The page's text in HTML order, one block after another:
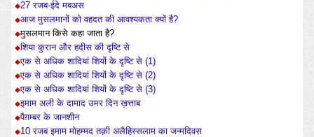
27 रजब-ईदे मबअस
आज मुसलमानों को वहदत की आवश्यकता क्यों है?
मुसलमान किसे कहा जाता है?
शिया कुरान और हदीस की दृष्टि से
एक से अधिक शादियां शियों के दृष्टि से (1)
एक से अधिक शादियां शियों के दृष्टि से (2)
एक से अधिक शादियां शियों के दृष्टि से (3)
इमाम अली के दामाद उमर दिन ख़त्ताब
पैग़म्बर के जानशीन
10 रजब इमाम मोहम्मद तक़ी अलैहिस्सलाम का जन्मदिवस